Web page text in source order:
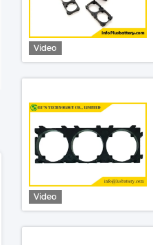
Video
Video